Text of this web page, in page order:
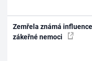
Zemřela známá
zákeřné nemoci